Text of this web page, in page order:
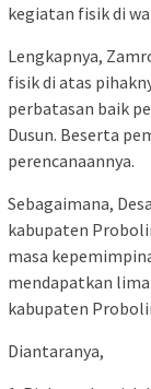
kegiatan fisik di
Lengkapnya,
fisik di atas
perbatasan baik
Dusun. Beserta
perencanaannya.
Sebagaimana,
kabupaten
masa
mendapatkan
kabupaten
Diantaranya,